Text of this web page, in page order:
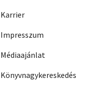
Karrier
Impresszum
Médiaajánlat
Könyvnagykereskedés